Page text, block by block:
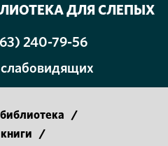
ДЛЯ СЛЕПЫХ
240-79-56
слабовидящих
/
/